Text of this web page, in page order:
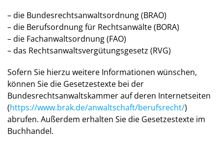
– die Bundesrechtsanwaltsordnung (BRAO)
– die Berufsordnung für Rechtsanwälte (BORA)
– die Fachanwaltsordnung (FAO)
– das Rechtsanwaltsvergütungsgesetz (RVG)
Sofern Sie hierzu weitere Informationen wünschen,
können Sie die Gesetzestexte bei der
Bundesrechtsanwaltskammer auf deren Internetseiten
(https://www.brak.de/anwaltschaft/berufsrecht/)
abrufen. Außerdem erhalten Sie die Gesetzestexte im
Buchhandel.